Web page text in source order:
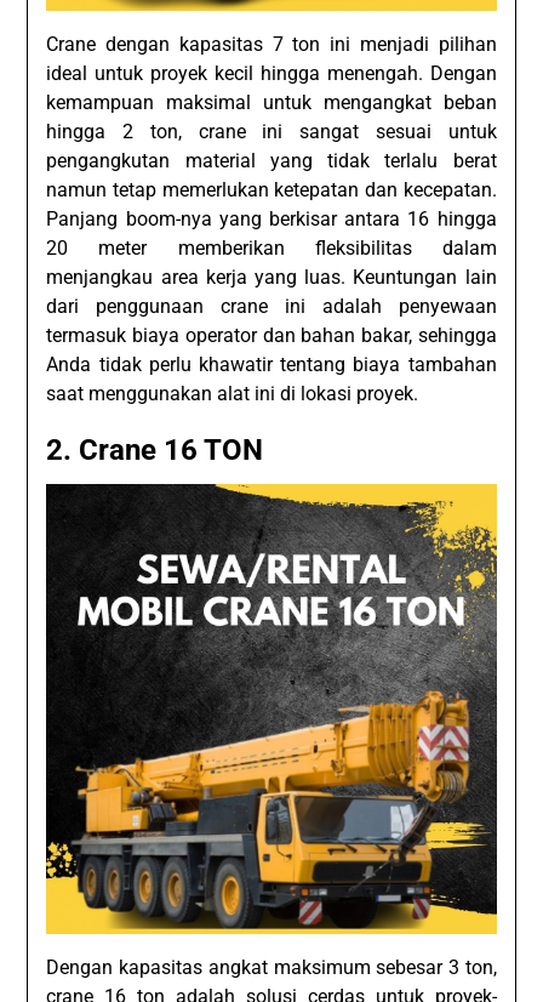
Crane dengan kapasitas 7 ton ini menjadi pilihan
ideal untuk proyek kecil hingga menengah. Dengan
kemampuan maksimal untuk mengangkat beban
hingga 2 ton, crane ini sangat sesuai untuk
pengangkutan material yang tidak terlalu berat
namun tetap memerlukan ketepatan dan kecepatan.
Panjang boom-nya yang berkisar antara 16 hingga
20 meter memberikan fleksibilitas dalam
menjangkau area kerja yang luas. Keuntungan lain
dari penggunaan crane ini adalah penyewaan
termasuk biaya operator dan bahan bakar, sehingga
Anda tidak perlu khawatir tentang biaya tambahan
saat menggunakan alat ini di lokasi proyek.
2. Crane 16 TON
Dengan kapasitas angkat maksimum sebesar 3 ton,
crane 16 ton adalah solusi cerdas untuk proyek-